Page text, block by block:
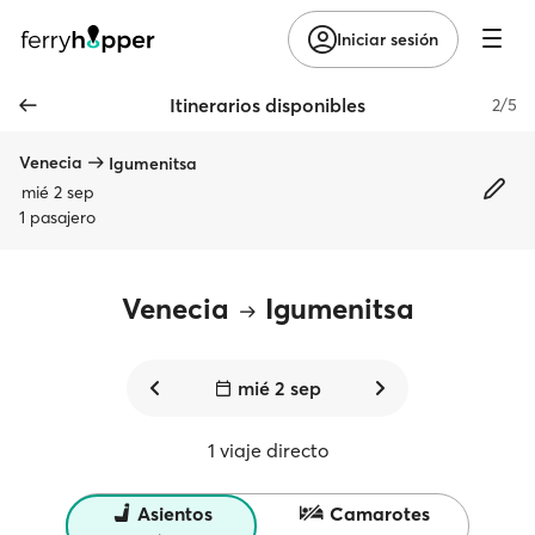
Iniciar sesión
Itinerarios disponibles 2/5
Venecia
Igumenitsa
mié 2 sep
1 pasajero
Venecia Igumenitsa
mié 2 sep
1 viaje directo
Asientos Camarotes